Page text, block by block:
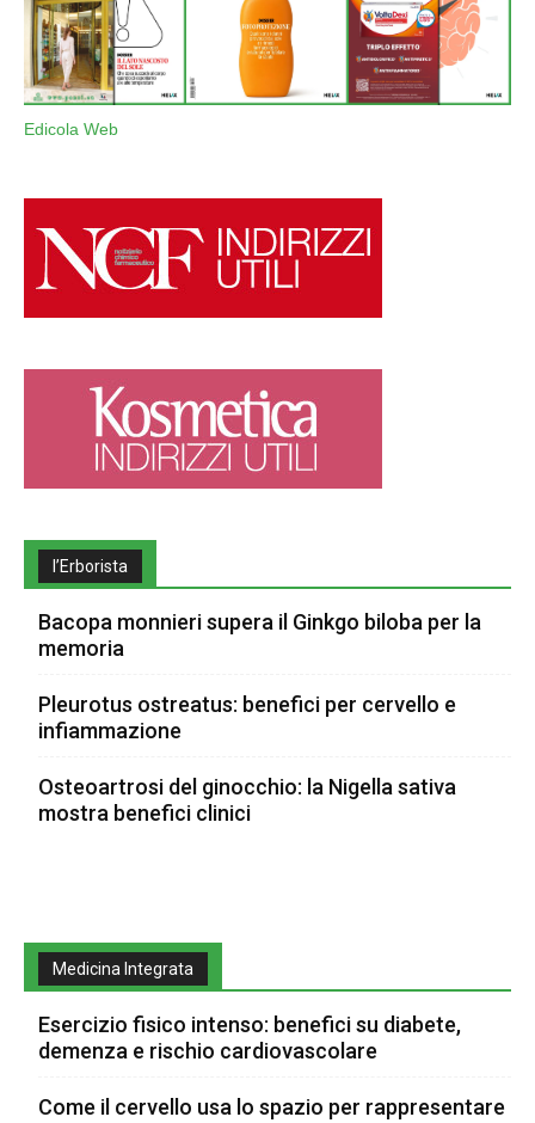
Edicola Web
l’Erborista
Bacopa monnieri supera il Ginkgo biloba per la
memoria
Pleurotus ostreatus: benefici per cervello e
infiammazione
Osteoartrosi del ginocchio: la Nigella sativa
mostra benefici clinici
Medicina Integrata
Esercizio fisico intenso: benefici su diabete,
demenza e rischio cardiovascolare
Come il cervello usa lo spazio per rappresentare